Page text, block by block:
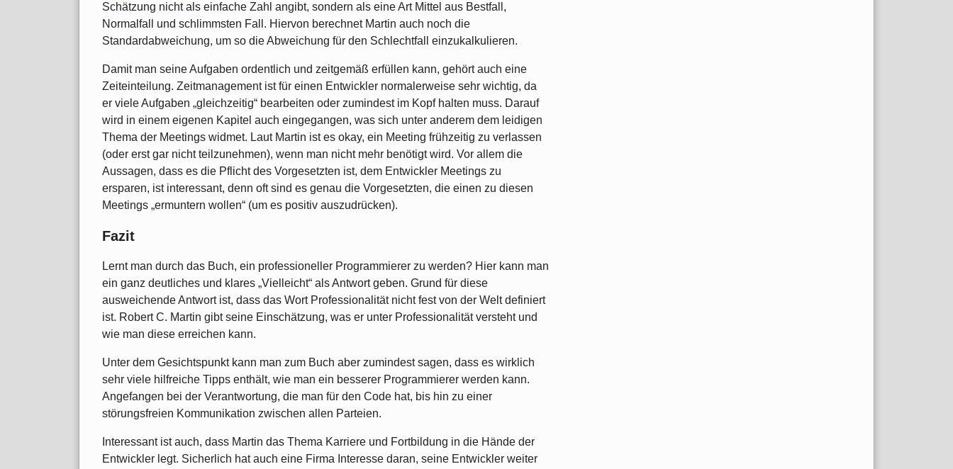
Schätzung nicht als einfache Zahl angibt, sondern als eine Art Mittel aus Bestfall,
Normalfall und schlimmsten Fall. Hiervon berechnet Martin auch noch die
Standardabweichung, um so die Abweichung für den Schlechtfall einzukalkulieren.
Damit man seine Aufgaben ordentlich und zeitgemäß erfüllen kann, gehört auch eine
Zeiteinteilung. Zeitmanagement ist für einen Entwickler normalerweise sehr wichtig, da
er viele Aufgaben „gleichzeitig“ bearbeiten oder zumindest im Kopf halten muss. Darauf
wird in einem eigenen Kapitel auch eingegangen, was sich unter anderem dem leidigen
Thema der Meetings widmet. Laut Martin ist es okay, ein Meeting frühzeitig zu verlassen
(oder erst gar nicht teilzunehmen), wenn man nicht mehr benötigt wird. Vor allem die
Aussagen, dass es die Pflicht des Vorgesetzten ist, dem Entwickler Meetings zu
ersparen, ist interessant, denn oft sind es genau die Vorgesetzten, die einen zu diesen
Meetings „ermuntern wollen“ (um es positiv auszudrücken).
Fazit
Lernt man durch das Buch, ein professioneller Programmierer zu werden? Hier kann man
ein ganz deutliches und klares „Vielleicht“ als Antwort geben. Grund für diese
ausweichende Antwort ist, dass das Wort Professionalität nicht fest von der Welt definiert
ist. Robert C. Martin gibt seine Einschätzung, was er unter Professionalität versteht und
wie man diese erreichen kann.
Unter dem Gesichtspunkt kann man zum Buch aber zumindest sagen, dass es wirklich
sehr viele hilfreiche Tipps enthält, wie man ein besserer Programmierer werden kann.
Angefangen bei der Verantwortung, die man für den Code hat, bis hin zu einer
störungsfreien Kommunikation zwischen allen Parteien.
Interessant ist auch, dass Martin das Thema Karriere und Fortbildung in die Hände der
Entwickler legt. Sicherlich hat auch eine Firma Interesse daran, seine Entwickler weiter